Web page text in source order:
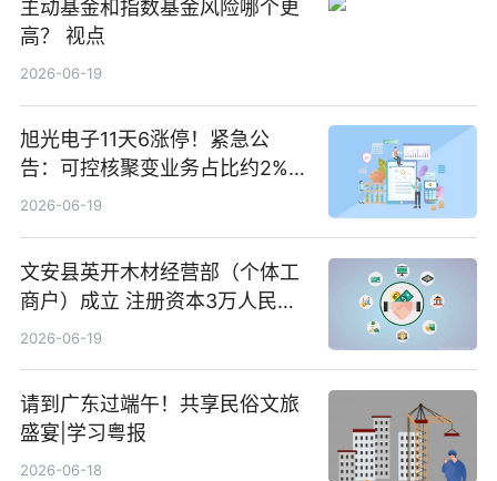
主动基金和指数基金风险哪个更
高？ 视点
2026-06-19
旭光电子11天6涨停！紧急公
告：可控核聚变业务占比约2%！
前沿热点
2026-06-19
文安县英开木材经营部（个体工
商户）成立 注册资本3万人民币
新要闻
2026-06-19
请到广东过端午！共享民俗文旅
盛宴|学习粤报
2026-06-18